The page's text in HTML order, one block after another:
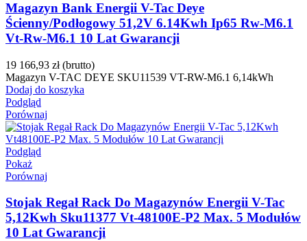
Magazyn Bank Energii V-Tac Deye
Ścienny/Podłogowy 51,2V 6.14Kwh Ip65 Rw-M6.1
Vt-Rw-M6.1 10 Lat Gwarancji
19 166,93 zł (brutto)
Magazyn V-TAC DEYE SKU11539 VT-RW-M6.1 6,14kWh
Dodaj do koszyka
Podgląd
Porównaj
Podgląd
Pokaż
Porównaj
Stojak Regał Rack Do Magazynów Energii V-Tac
5,12Kwh Sku11377 Vt-48100E-P2 Max. 5 Modułów
10 Lat Gwarancji